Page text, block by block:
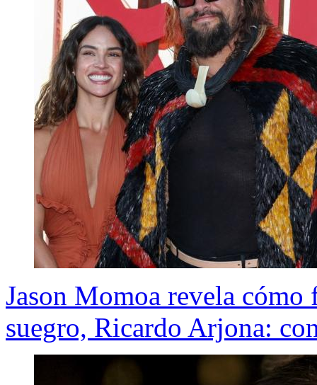
Jason Momoa revela
suegro, Ricardo Arjona: